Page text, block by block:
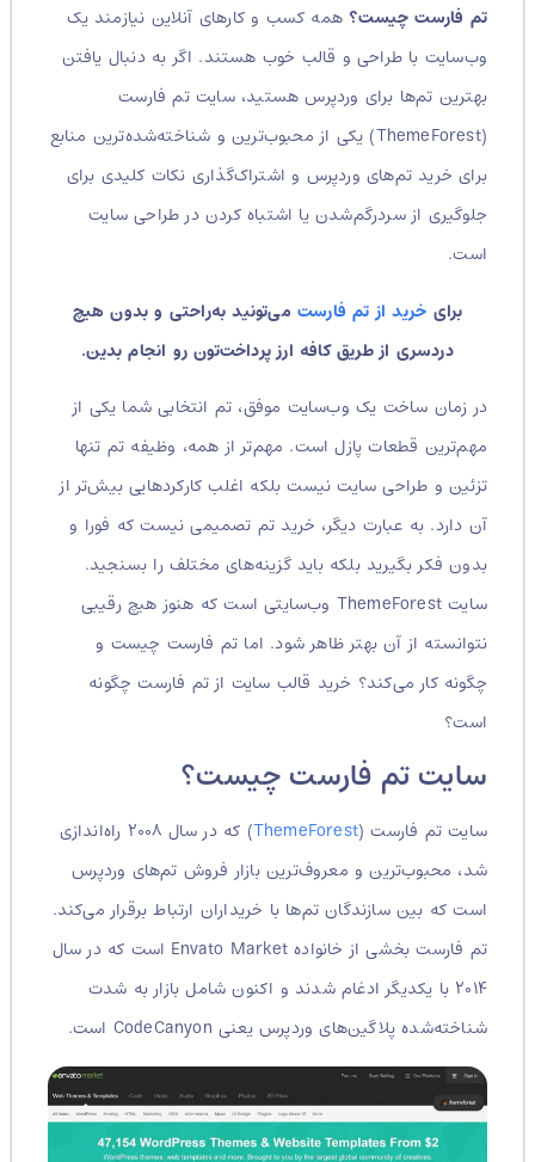
تم فارست چیست؟همه کسب و کارهای آنلاین نیازمند یک
وب‌سایت با طراحی و قالب خوب هستند. اگر به دنبال یافتن
بهترین تم‌ها برای وردپرس هستید، سایت تم فارست
(ThemeForest) یکی از محبوب‌ترین و شناخته‌شده‌ترین منابع
برای خرید تم‌های وردپرس و اشتراک‌گذاری نکات کلیدی برای
جلوگیری از سردرگم‌شدن یا اشتباه کردن در طراحی سایت
است.
خرید از تم فارستمی‌تونید به‌راحتی و بدون هیچ
دردسری از طریق کافه ارز پرداخت‌تون رو انجام بدین.
در زمان ساخت یک وب‌سایت موفق، تم انتخابی شما یکی از
مهم‌ترین قطعات پازل است. مهم‌تر از همه، وظیفه تم تنها
تزئین و طراحی سایت نیست بلکه اغلب کارکردهایی بیش‌تر از
آن دارد. به عبارت دیگر، خرید تم تصمیمی نیست که فورا و
بدون فکر بگیرید بلکه باید گزینه‌های مختلف را بسنجید.
سایت ThemeForest وب‌سایتی است که هنوز هیچ رقیبی
نتوانسته از آن بهتر ظاهر شود. اما تم فارست چیست و
چگونه کار می‌کند؟ خرید قالب سایت از تم فارست چگونه
است؟
سایت تم فارست چیست؟
سایت تم فارست (ThemeForest
) که در سال ۲۰۰۸ راه‌اندازی
شد، محبوب‌ترین و معروف‌ترین بازار فروش تم‌های وردپرس
است که بین سازندگان تم‌ها با خریداران ارتباط برقرار می‌کند.
تم فارست بخشی از خانواده Envato Market است که در سال
۲۰۱۴ با یکدیگر ادغام شدند و اکنون شامل بازار به شدت
شناخته‌شده پلاگین‌های وردپرس یعنی CodeCanyon است.